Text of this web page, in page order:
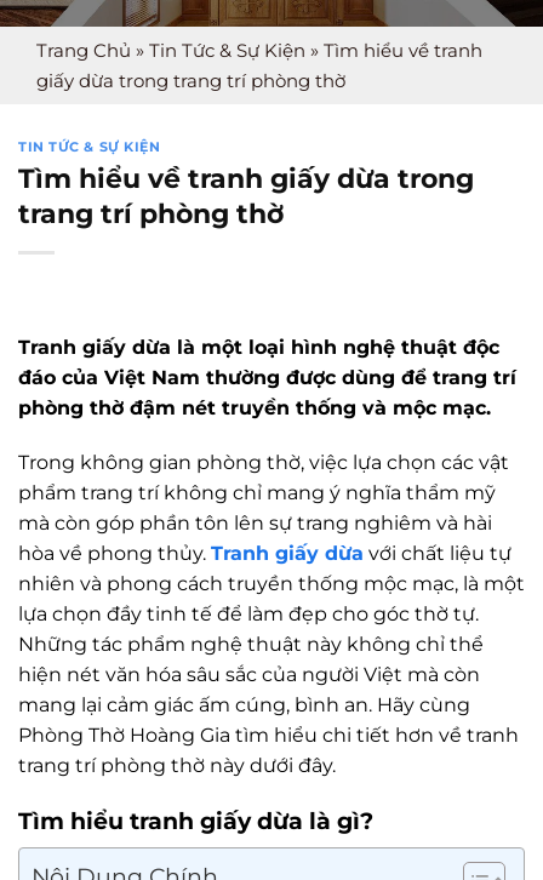
Trang Chủ » Tin Tức & Sự Kiện » Tìm hiểu về tranh
giấy dừa trong trang trí phòng thờ
TIN TỨC & SỰ KIỆN
Tìm hiểu về tranh giấy dừa trong
trang trí phòng thờ
Tranh giấy dừa là một loại hình nghệ thuật độc
đáo của Việt Nam thường được dùng để trang trí
phòng thờ đậm nét truyền thống và mộc mạc.
Trong không gian phòng thờ, việc lựa chọn các vật
phẩm trang trí không chỉ mang ý nghĩa thẩm mỹ
mà còn góp phần tôn lên sự trang nghiêm và hài
hòa về phong thủy. Tranh giấy dừa với chất liệu tự
nhiên và phong cách truyền thống mộc mạc, là một
lựa chọn đầy tinh tế để làm đẹp cho góc thờ tự.
Những tác phẩm nghệ thuật này không chỉ thể
hiện nét văn hóa sâu sắc của người Việt mà còn
mang lại cảm giác ấm cúng, bình an. Hãy cùng
Phòng Thờ Hoàng Gia tìm hiểu chi tiết hơn về tranh
trang trí phòng thờ này dưới đây.
Tìm hiểu tranh giấy dừa là gì?